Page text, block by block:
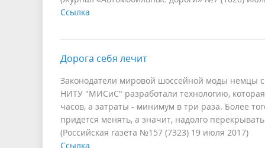
Ссылка
Дорога себя лечит
Законодатели мировой шоссейной моды немцы
НИТУ "МИСиС" разработали технологию, которая
часов, а затраты - минимум в три раза. Более
придется менять, а значит, надолго
(Российская газета №157 (7323) 19 июля 2017)
Ссылка